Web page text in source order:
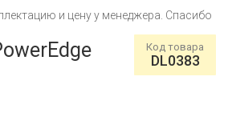
и цену у менеджера. Спасибо
Код товара
DL0383